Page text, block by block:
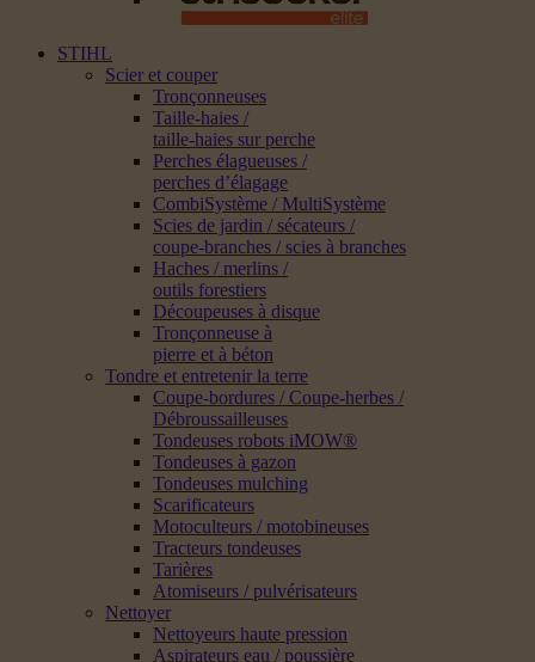
STIHL
Scier et couper
Tronçonneuses
Taille-haies /
taille-haies sur perche
Perches élagueuses /
perches d’élagage
CombiSystème / MultiSystème
Scies de jardin / sécateurs /
coupe-branches / scies à branches
Haches / merlins /
outils forestiers
Découpeuses à disque
Tronçonneuse à
pierre et à béton
Tondre et entretenir la terre
Coupe-bordures / Coupe-herbes /
Débroussailleuses
Tondeuses robots iMOW®
Tondeuses à gazon
Tondeuses mulching
Scarificateurs
Motoculteurs / motobineuses
Tracteurs tondeuses
Tarières
Atomiseurs / pulvérisateurs
Nettoyer
Nettoyeurs haute pression
Aspirateurs eau / poussière